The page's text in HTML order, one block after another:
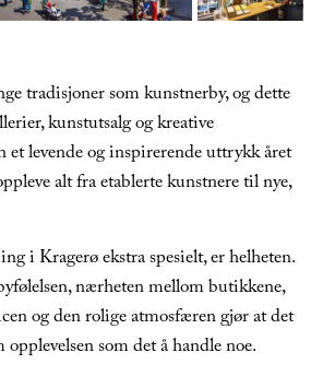
tradisjoner som kunstnerby, og dette
kunstutsalg og kreative
et levende og inspirerende uttrykk året
alt fra etablerte kunstnere til nye,
i Kragerø ekstra spesielt, er helheten.
nærheten mellom butikkene,
og den rolige atmosfæren gjør at det
som det å handle noe.